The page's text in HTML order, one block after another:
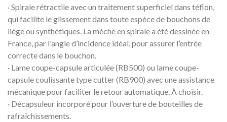
· Spirale rétractile avec un traitement superficiel dans téflon,
qui facilite le glissement dans toute espèce de bouchons de
liège ou synthétiques. La mèche en spirale a été dessinée en
France, par l'angle d’incidence idéal, pour assurer l’entrée
correcte dans le bouchon.
· Lame coupe-capsule articulée (RB500) ou lame coupe-
capsule coulissante type cutter (RB900) avec une assistance
mécanique pour faciliter le retour automatique. À choisir.
· Décapsuleur incorporé pour l’ouverture de bouteilles de
rafraîchissements.